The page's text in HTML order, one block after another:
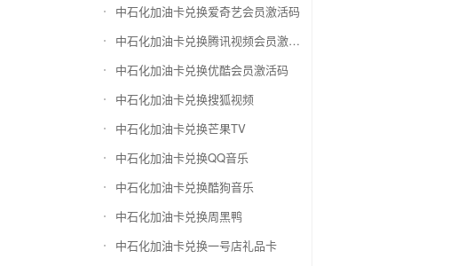
中石化加油卡兑换爱奇艺会员激活码
中石化加油卡兑换腾讯视频会员激活码
中石化加油卡兑换优酷会员激活码
中石化加油卡兑换搜狐视频
中石化加油卡兑换芒果TV
中石化加油卡兑换QQ音乐
中石化加油卡兑换酷狗音乐
中石化加油卡兑换周黑鸭
中石化加油卡兑换一号店礼品卡